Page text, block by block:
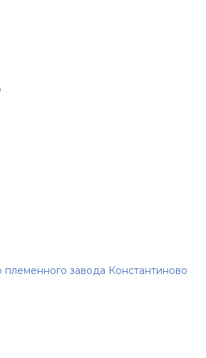
племенного завода Константиново